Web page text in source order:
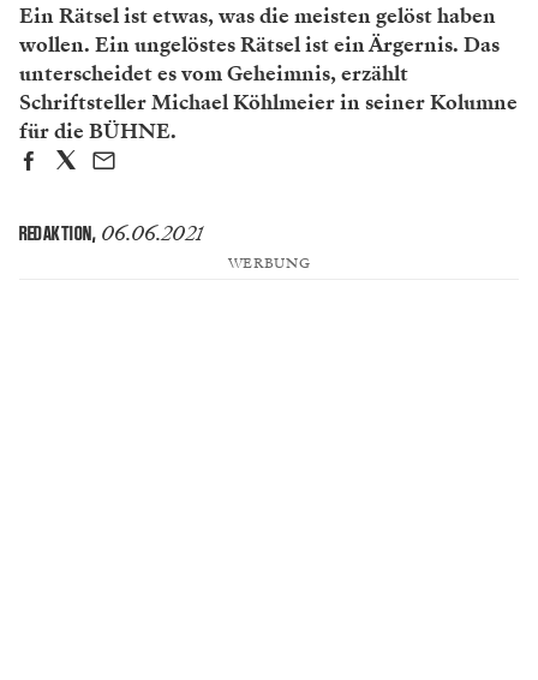
Ein Rätsel ist etwas, was die meisten gelöst haben
wollen. Ein ungelöstes Rätsel ist ein Ärgernis. Das
unterscheidet es vom Geheimnis, erzählt
Schriftsteller Michael Köhlmeier in seiner Kolumne
für die BÜHNE.
REDAKTION, 06.06.2021
WERBUNG